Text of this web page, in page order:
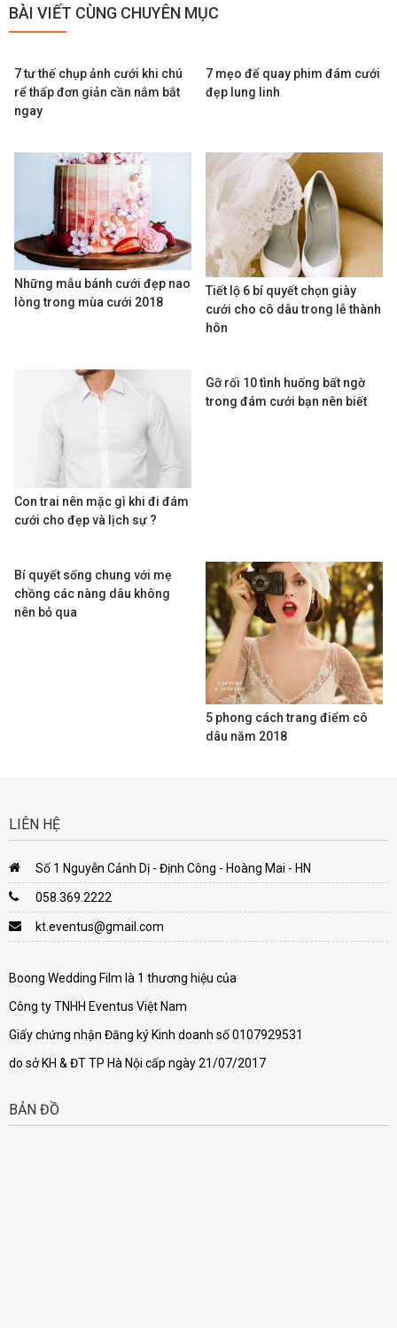
BÀI VIẾT CÙNG CHUYÊN MỤC
7 tư thế chụp ảnh cưới khi chú
rể thấp đơn giản cần nắm bắt
ngay
7 mẹo để quay phim đám cưới
đẹp lung linh
Những mẫu bánh cưới đẹp nao
lòng trong mùa cưới 2018
Tiết lộ 6 bí quyết chọn giày
cưới cho cô dâu trong lễ thành
hôn
Con trai nên mặc gì khi đi đám
cưới cho đẹp và lịch sự ?
Gỡ rối 10 tình huống bất ngờ
trong đám cưới bạn nên biết
Bí quyết sống chung với mẹ
chồng các nàng dâu không
nên bỏ qua
5 phong cách trang điểm cô
dâu năm 2018
LIÊN HỆ
Số 1 Nguyễn Cảnh Dị - Định Công - Hoàng Mai - HN
058.369.2222
kt.eventus@gmail.com
Boong Wedding Film là 1 thương hiệu của
Công ty TNHH Eventus Việt Nam
Giấy chứng nhận Đăng ký Kinh doanh số 0107929531
do sở KH & ĐT TP Hà Nội cấp ngày 21/07/2017
BẢN ĐỒ